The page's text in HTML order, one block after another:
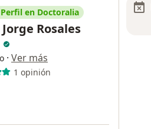
en Doctoralia
Rosales
· Ver más
1 opinión